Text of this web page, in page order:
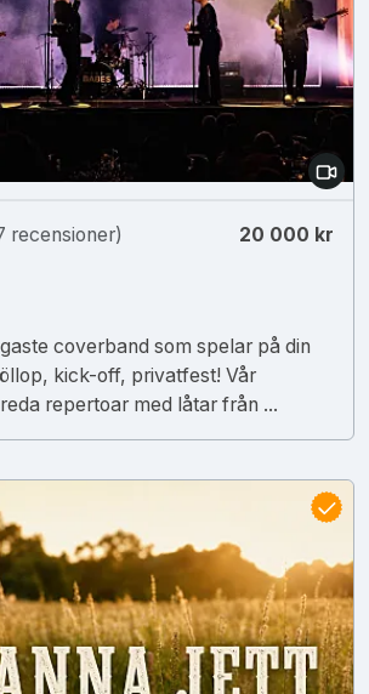
recensioner) 20 000 kr
coverband som spelar på din
kick-off, privatfest! Vår
repertoar med låtar från ...